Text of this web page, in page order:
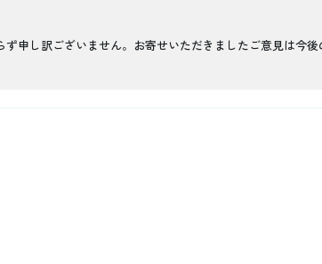
申し訳ございません。お寄せいただきましたご意見は今